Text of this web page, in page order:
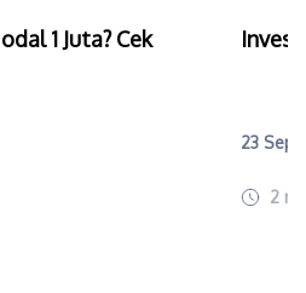
1 Juta? Cek
23
2